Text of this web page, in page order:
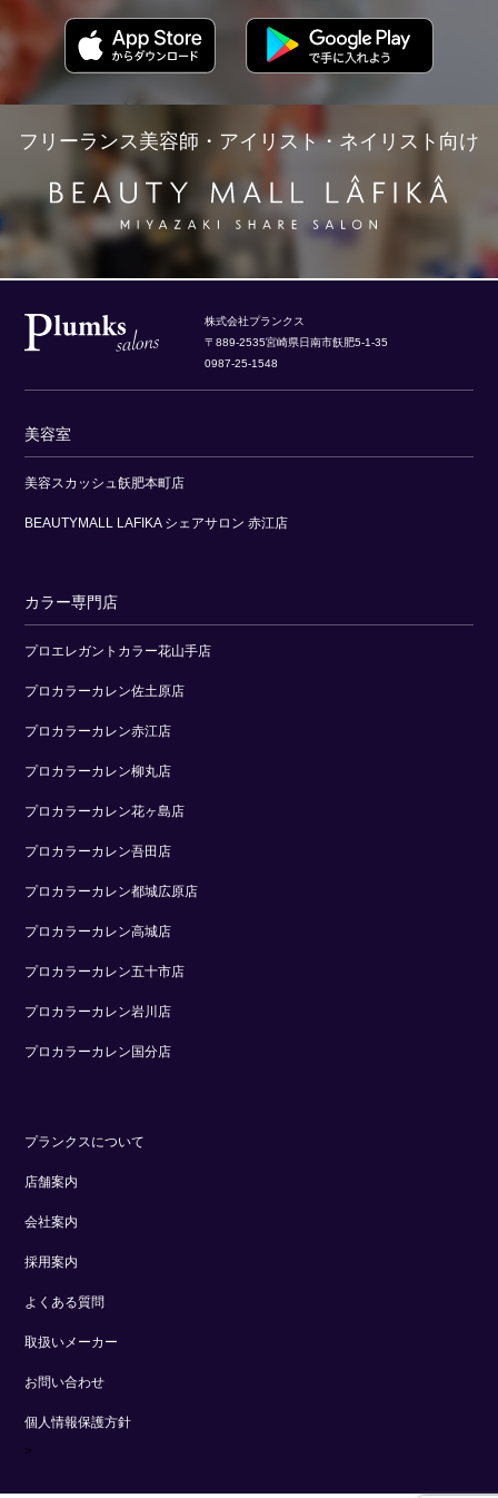
フリーランス美容師・アイリスト・ネイリスト向け
株式会社プランクス
〒889-2535宮崎県日南市飫肥5-1-35
0987-25-1548
美容室
美容スカッシュ飫肥本町店
BEAUTYMALL LAFIKA シェアサロン 赤江店
カラー専門店
プロエレガントカラー花山手店
プロカラーカレン佐土原店
プロカラーカレン赤江店
プロカラーカレン柳丸店
プロカラーカレン花ヶ島店
プロカラーカレン吾田店
プロカラーカレン都城広原店
プロカラーカレン高城店
プロカラーカレン五十市店
プロカラーカレン岩川店
プロカラーカレン国分店
プランクスについて
店舗案内
会社案内
採用案内
よくある質問
取扱いメーカー
お問い合わせ
個人情報保護方針
>